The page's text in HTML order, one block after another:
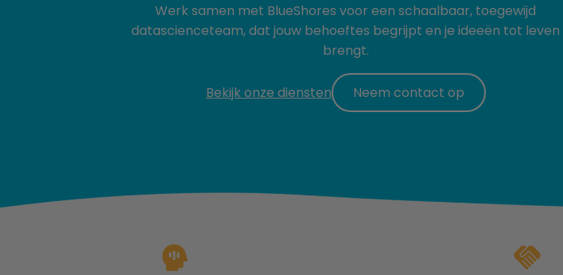
Werk samen met BlueShores voor een schaalbaar, toegewijd
datascienceteam, dat jouw behoeftes begrijpt en je ideeën tot leven
brengt.
Bekijk onze diensten Neem contact op